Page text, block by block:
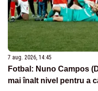
7 aug. 2026, 14:45
Fotbal: Nuno Campos
mai înalt nivel pentru a